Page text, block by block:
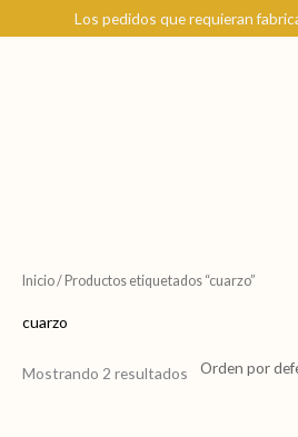
al
Los pedidos que requieran
Inicio/ Productos etiquetados “cuarzo”
cuarzo
Mostrando 2 resultados